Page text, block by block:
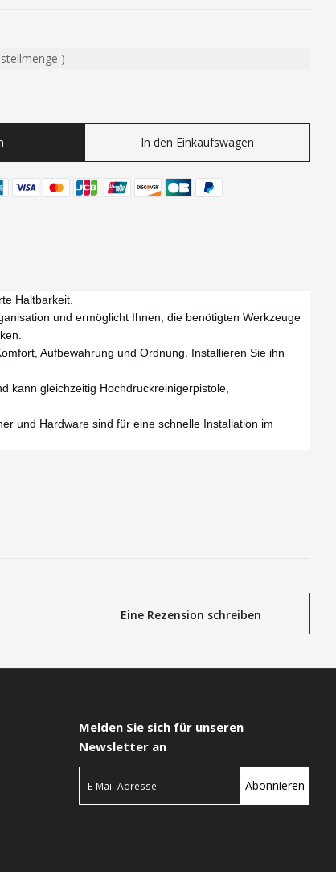
)
In den Einkaufswagen
Haltbarkeit.
und ermöglicht Ihnen, die benötigten Werkzeuge
Aufbewahrung und Ordnung. Installieren Sie ihn
kann gleichzeitig Hochdruckreinigerpistole,
und Hardware sind für eine schnelle Installation im
Eine Rezension schreiben
Melden Sie sich für unseren
Newsletter an
Abonnieren